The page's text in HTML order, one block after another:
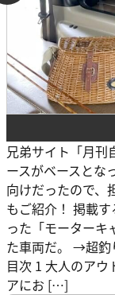
兄弟サイト「月刊
ースがベースとな
向けだったので、
もご紹介！ 掲載
った「モーターキ
た車両だ。 →超釣
目次 1 大人のア
アにお […]